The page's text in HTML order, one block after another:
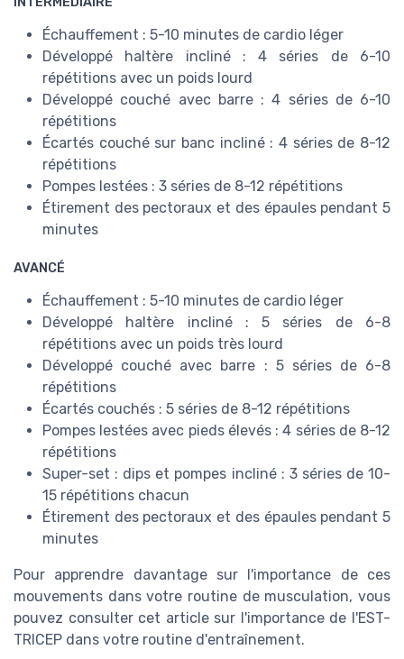
Échauffement : 5-10 minutes de cardio léger
Développé haltère incliné : 4 séries de 6-10
répétitions avec un poids lourd
Développé couché avec barre : 4 séries de 6-10
répétitions
Écartés couché sur banc incliné : 4 séries de 8-12
répétitions
Pompes lestées : 3 séries de 8-12 répétitions
Étirement des pectoraux et des épaules pendant 5
minutes
AVANCÉ
Échauffement : 5-10 minutes de cardio léger
Développé haltère incliné : 5 séries de 6-8
répétitions avec un poids très lourd
Développé couché avec barre : 5 séries de 6-8
répétitions
Écartés couchés : 5 séries de 8-12 répétitions
Pompes lestées avec pieds élevés : 4 séries de 8-12
répétitions
Super-set : dips et pompes incliné : 3 séries de 10-
15 répétitions chacun
Étirement des pectoraux et des épaules pendant 5
minutes
Pour apprendre davantage sur l'importance de ces
mouvements dans votre routine de musculation, vous
pouvez consulter cet article sur l'importance de l'EST-
TRICEP dans votre routine d'entraînement.